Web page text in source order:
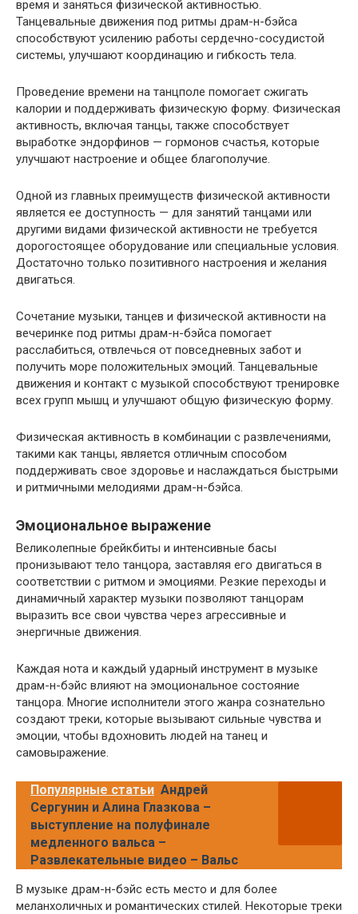
время и заняться физической активностью.
Танцевальные движения под ритмы драм-н-бэйса
способствуют усилению работы сердечно-сосудистой
системы, улучшают координацию и гибкость тела.
Проведение времени на танцполе помогает сжигать
калории и поддерживать физическую форму. Физическая
активность, включая танцы, также способствует
выработке эндорфинов — гормонов счастья, которые
улучшают настроение и общее благополучие.
Одной из главных преимуществ физической активности
является ее доступность — для занятий танцами или
другими видами физической активности не требуется
дорогостоящее оборудование или специальные условия.
Достаточно только позитивного настроения и желания
двигаться.
Сочетание музыки, танцев и физической активности на
вечеринке под ритмы драм-н-бэйса помогает
расслабиться, отвлечься от повседневных забот и
получить море положительных эмоций. Танцевальные
движения и контакт с музыкой способствуют тренировке
всех групп мышц и улучшают общую физическую форму.
Физическая активность в комбинации с развлечениями,
такими как танцы, является отличным способом
поддерживать свое здоровье и наслаждаться быстрыми
и ритмичными мелодиями драм-н-бэйса.
Эмоциональное выражение
Великолепные брейкбиты и интенсивные басы
пронизывают тело танцора, заставляя его двигаться в
соответствии с ритмом и эмоциями. Резкие переходы и
динамичный характер музыки позволяют танцорам
выразить все свои чувства через агрессивные и
энергичные движения.
Каждая нота и каждый ударный инструмент в музыке
драм-н-бэйс влияют на эмоциональное состояние
танцора. Многие исполнители этого жанра сознательно
создают треки, которые вызывают сильные чувства и
эмоции, чтобы вдохновить людей на танец и
самовыражение.
Популярные статьи Андрей
Сергунин и Алина Глазкова –
выступление на полуфинале
медленного вальса –
Развлекательные видео – Вальс
В музыке драм-н-бэйс есть место и для более
меланхоличных и романтических стилей. Некоторые треки